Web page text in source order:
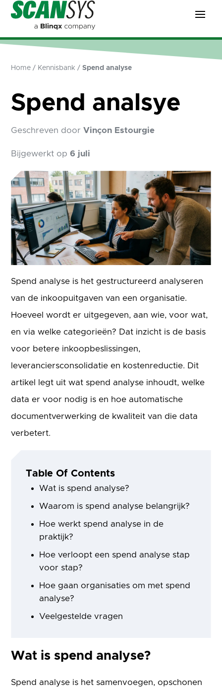
Home / Kennisbank /Spend analyse
Spend analsye
Geschreven doorVinçon Estourgie
Bijgewerkt op 6 juli
Spend analyse is het gestructureerd analyseren
van de inkoopuitgaven van een organisatie.
Hoeveel wordt er uitgegeven, aan wie, voor wat,
en via welke categorieën? Dat inzicht is de basis
voor betere inkoopbeslissingen,
leveranciersconsolidatie en kostenreductie. Dit
artikel legt uit wat spend analyse inhoudt, welke
data er voor nodig is en hoe automatische
documentverwerking de kwaliteit van die data
verbetert.
Table Of Contents
Wat is spend analyse?
Waarom is spend analyse belangrijk?
Hoe werkt spend analyse in de
praktijk?
Hoe verloopt een spend analyse stap
voor stap?
Hoe gaan organisaties om met spend
analyse?
Veelgestelde vragen
Wat is spend analyse?
Spend analyse is het samenvoegen, opschonen